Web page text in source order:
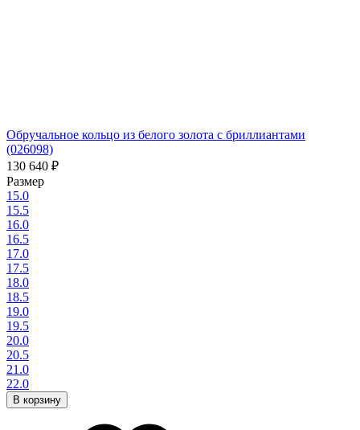
Обручальное кольцо из белого золота с бриллиантами
(026098)
130 640 ₽
Размер
15.0
15.5
16.0
16.5
17.0
17.5
18.0
18.5
19.0
19.5
20.0
20.5
21.0
22.0
В корзину